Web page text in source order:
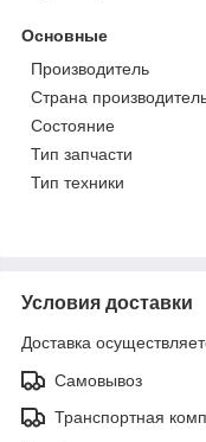
Основные
Производитель
Страна
Состояние
Тип запчасти
Тип техники
Условия доставки
Доставка
Самовывоз
Транспортная